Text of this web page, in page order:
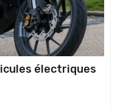
électriques